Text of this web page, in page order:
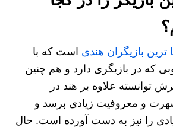
ترین بازیگران هندی است که با
که در بازیگری دارد و هم چنین
توانسته علاوه بر هند در
و معروفیت زیادی برسد و
را نیز به دست آورده است. حال